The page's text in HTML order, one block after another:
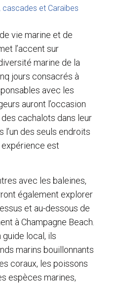
cascades et Caraïbes
vie marine et de
l’accent sur
marine de la
jours consacrés à
avec les
auront l’occasion
cachalots dans leur
l’un des seuls endroits
est
avec les baleines,
également explorer
et au-dessous de
à Champagne Beach.
guide local, ils
marins bouillonnants
coraux, les poissons
espèces marines,